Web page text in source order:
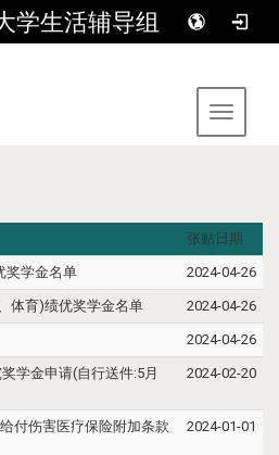
学生活辅导组
Toggle
张贴日期
奖学金名单 2024-04-26
体育)绩优奖学金名单 2024-04-26
2024-04-26
学金申请(自行送件:5月
2024-02-20
付伤害医疗保险附加条款
2024-01-01